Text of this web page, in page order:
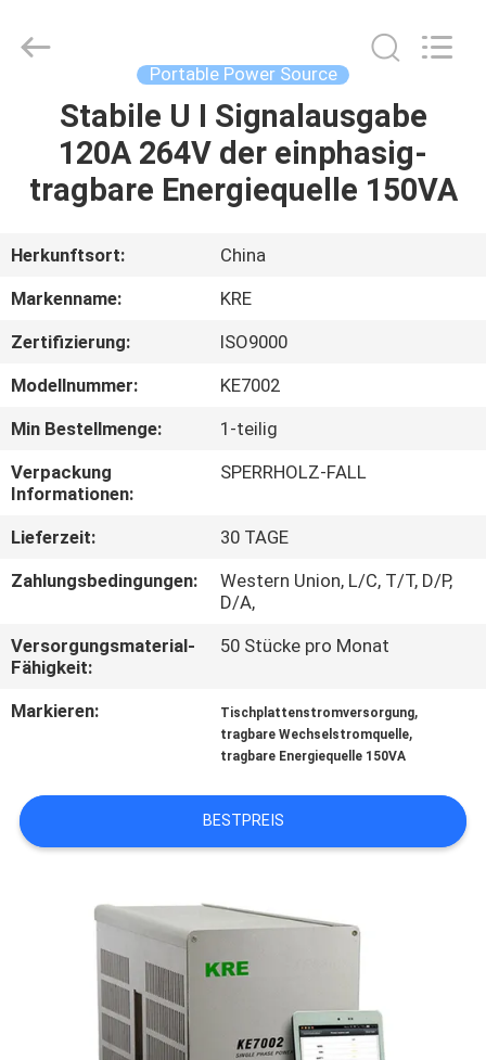
HEIM
PRODUKTE
ÜBER
UNS
FABRIK-
AUSFLUG
QUALITÄTSKONTROLLE
TRETEN
SIE
UNS
IN
VERBINDUNG
FORDERN
SIE
EIN
SITEMAP
PRIVACY
Ltd..
Portable Power Source
Stabile U I Signalausgabe
120A 264V der einphasig-
tragbare Energiequelle 150VA
Herkunftsort:
China
Markenname:
KRE
Zertifizierung:
ISO9000
Modellnummer:
KE7002
Min Bestellmenge:
1-teilig
Verpackung
Informationen:
SPERRHOLZ-FALL
Lieferzeit:
30 TAGE
Zahlungsbedingungen:
Western Union, L/C, T/T, D/P,
D/A,
Versorgungsmaterial-
Fähigkeit:
50 Stücke pro Monat
Markieren: Tischplattenstromversorgung,
tragbare Wechselstromquelle,
tragbare Energiequelle 150VA
BESTPREIS